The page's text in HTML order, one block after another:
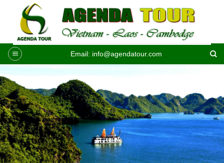
contenu
Email: info@agendatour.com